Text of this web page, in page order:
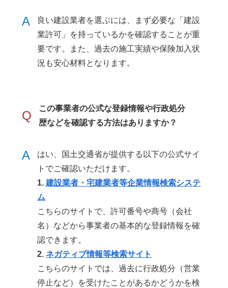
A
良い建設業者を選ぶには、まず必要な「建設
業許可」を持っているかを確認することが重
要です。また、過去の施工実績や保険加入状
況も安心材料となります。
Q
この事業者の公式な登録情報や行政処分
歴などを確認する方法はありますか？
A
はい、国土交通省が提供する以下の公式サイ
トでご確認いただけます。
1.建設業者・宅建業者等企業情報検索システ
ム
こちらのサイトで、許可番号や商号（会社
名）などから事業者の基本的な登録情報を確
認できます。
2.ネガティブ情報等検索サイト
こちらのサイトでは、過去に行政処分（営業
停止など）を受けたことがあるかどうかを検